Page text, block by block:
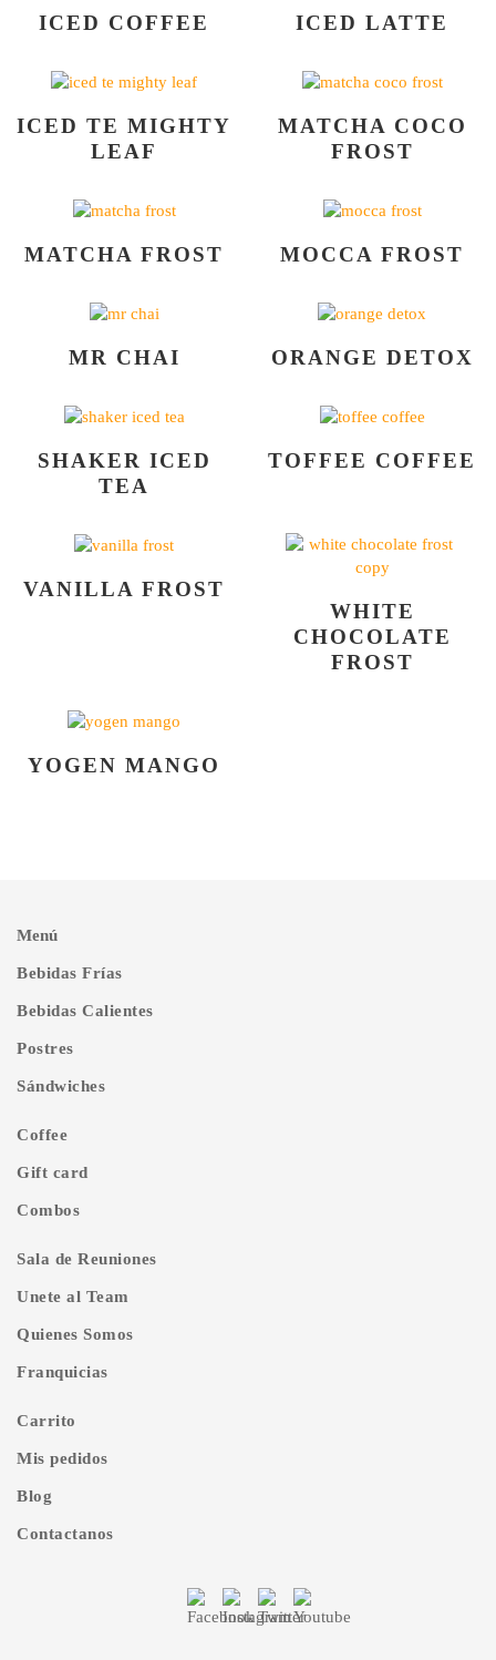
ICED COFFEE ICED LATTE
ICED TE MIGHTY
LEAF
MATCHA COCO
FROST
MATCHA FROST MOCCA FROST
MR CHAI ORANGE DETOX
SHAKER ICED
TEA
TOFFEE COFFEE
VANILLA FROST
WHITE
CHOCOLATE
FROST
YOGEN MANGO
Menú
Bebidas Frías
Bebidas Calientes
Postres
Sándwiches
Coffee
Gift card
Combos
Sala de Reuniones
Unete al Team
Quienes Somos
Franquicias
Carrito
Mis pedidos
Blog
Contactanos